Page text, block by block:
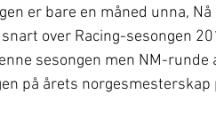
er bare en måned unna,
over Racing-sesongen
sesongen men NM-
på årets